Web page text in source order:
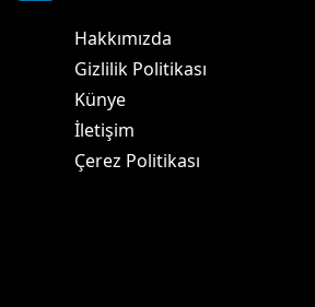
Hakkımızda
Gizlilik Politikası
Künye
İletişim
Çerez Politikası